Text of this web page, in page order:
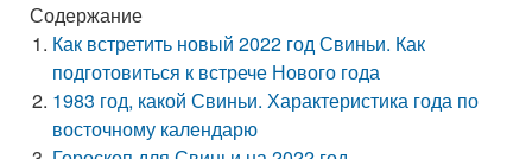
Содержание
Как встретить новый 2022 год Свиньи. Как
подготовиться к встрече Нового года
1983 год, какой Свиньи. Характеристика года по
восточному календарю